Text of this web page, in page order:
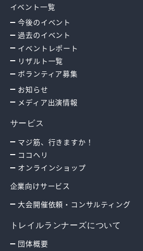
イベント一覧
今後のイベント
過去のイベント
イベントレポート
リザルト一覧
ボランティア募集
お知らせ
メディア出演情報
サービス
マジ筋、行きますか！
ココヘリ
オンラインショップ
企業向けサービス
大会開催依頼・コンサルティング
トレイルランナーズについて
団体概要